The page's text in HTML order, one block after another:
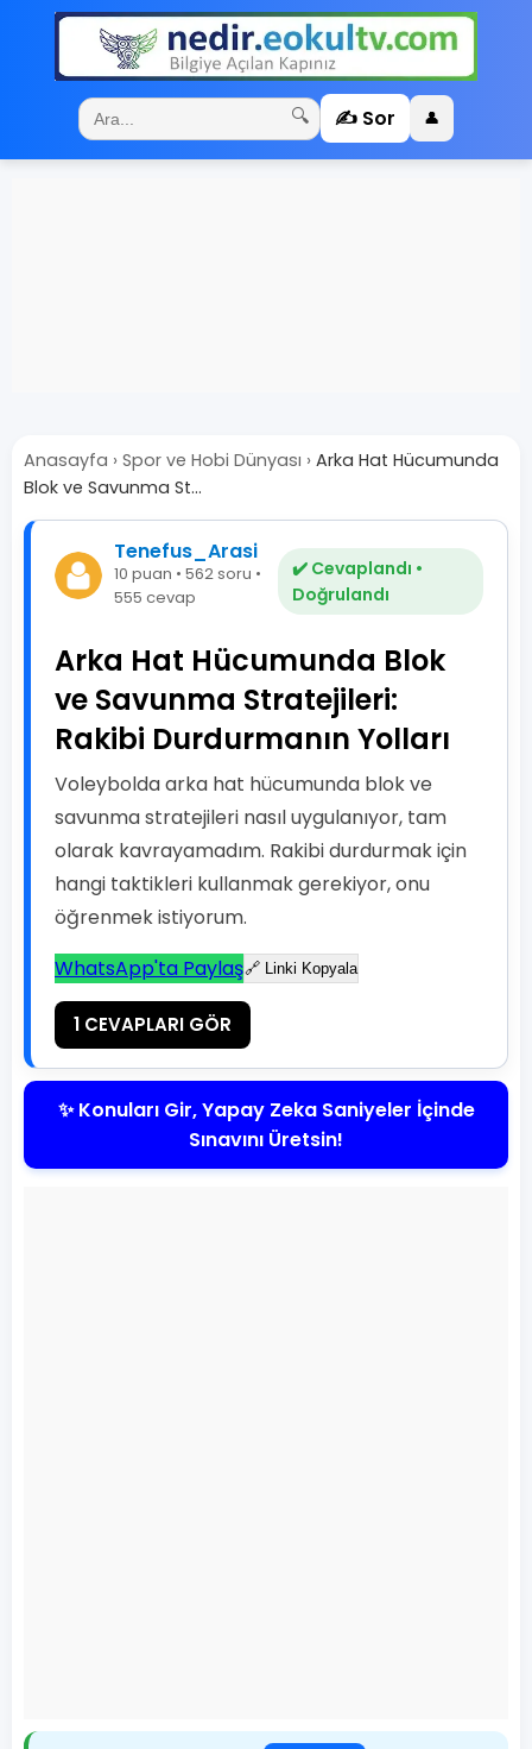
🔍 ✍️ Sor 👤
Anasayfa › Spor ve Hobi Dünyası › Arka Hat Hücumunda
Blok ve Savunma St...
Tenefus_Arasi
10 puan • 562 soru •
555 cevap
✔️ Cevaplandı •
Doğrulandı
Arka Hat Hücumunda Blok
ve Savunma Stratejileri:
Rakibi Durdurmanın Yolları
Voleybolda arka hat hücumunda blok ve
savunma stratejileri nasıl uygulanıyor, tam
olarak kavrayamadım. Rakibi durdurmak için
hangi taktikleri kullanmak gerekiyor, onu
öğrenmek istiyorum.
WhatsApp'ta Paylaş🔗 Linki Kopyala
1 CEVAPLARI GÖR
✨ Konuları Gir, Yapay Zeka Saniyeler İçinde
Sınavını Üretsin!